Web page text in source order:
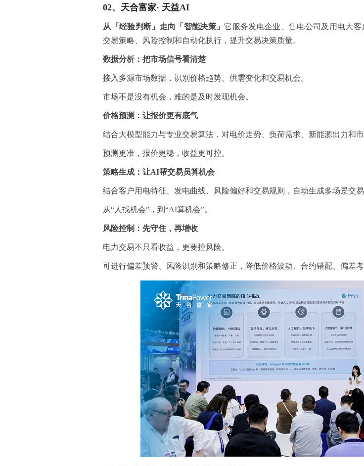
02、 天合富家· 天益AI
从「经验判断」走向「智能决策」它服务发电企业、售电公司及用电大客
交易策略、风险控制和自动化执行，提升交易决策质量。
数据分析：把市场信号看清楚
接入多源市场数据，识别价格趋势、供需变化和交易机会。
市场不是没有机会，难的是及时发现机会。
价格预测：让报价更有底气
结合大模型能力与专业交易算法，对电价走势、负荷需求、新能源出力和市
预测更准，报价更稳，收益更可控。
策略生成：让AI帮交易员算机会
结合客户用电特征、发电曲线、风险偏好和交易规则，自动生成多场景交易
从“人找机会”，到“AI算机会”。
风险控制：先守住，再增收
电力交易不只看收益，更要控风险。
可进行偏差预警、风险识别和策略修正，降低价格波动、合约错配、偏差考